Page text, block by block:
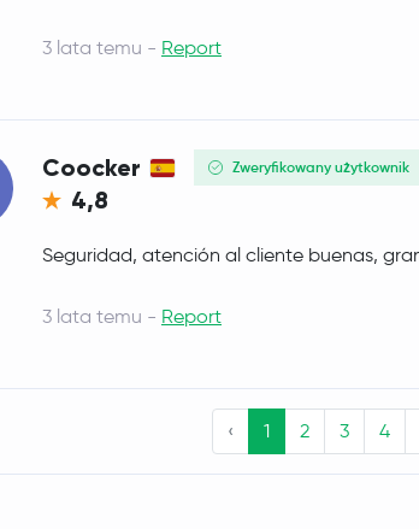
3 lata temu - Report
Coocker Zweryfikowany użytkownik
4,8
Seguridad, atención al cliente buenas,
3 lata temu - Report
‹ 1 2 3 4